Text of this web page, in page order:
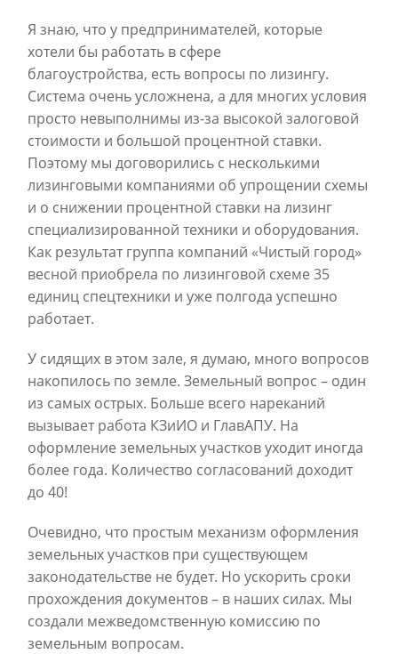
Я знаю, что у предпринимателей, которые
хотели бы работать в сфере
благоустройства, есть вопросы по лизингу.
Система очень усложнена, а для многих условия
просто невыполнимы из-за высокой залоговой
стоимости и большой процентной ставки.
Поэтому мы договорились с несколькими
лизинговыми компаниями об упрощении схемы
и о снижении процентной ставки на лизинг
специализированной техники и оборудования.
Как результат группа компаний «Чистый город»
весной приобрела по лизинговой схеме 35
единиц спецтехники и уже полгода успешно
работает.
У сидящих в этом зале, я думаю, много вопросов
накопилось по земле. Земельный вопрос – один
из самых острых. Больше всего нареканий
вызывает работа КЗиИО и ГлавАПУ. На
оформление земельных участков уходит иногда
более года. Количество согласований доходит
до 40!
Очевидно, что простым механизм оформления
земельных участков при существующем
законодательстве не будет. Но ускорить сроки
прохождения документов – в наших силах. Мы
создали межведомственную комиссию по
земельным вопросам.